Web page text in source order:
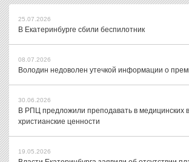
25.07.2026
В Екатеринбурге сбили беспилотник
08.07.2026
Володин недоволен утечкой информации о
30.06.2026
В РПЦ предложили преподавать в медицинских
христианские ценности
19.05.2026